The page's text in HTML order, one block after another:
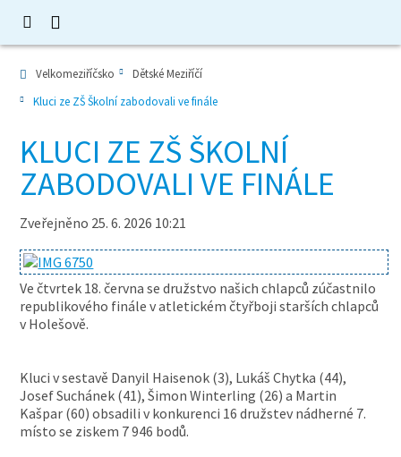
Velkomeziříčsko
Dětské Meziříčí
Kluci ze ZŠ Školní zabodovali ve finále
KLUCI ZE ZŠ ŠKOLNÍ
ZABODOVALI VE FINÁLE
Zveřejněno 25. 6. 2026 10:21
Ve čtvrtek 18. června se družstvo našich chlapců zúčastnilo
republikového finále v atletickém čtyřboji starších chlapců
v Holešově.
Kluci v sestavě Danyil Haisenok (3), Lukáš Chytka (44),
Josef Suchánek (41), Šimon Winterling (26) a Martin
Kašpar (60) obsadili v konkurenci 16 družstev nádherné 7.
místo se ziskem 7 946 bodů.